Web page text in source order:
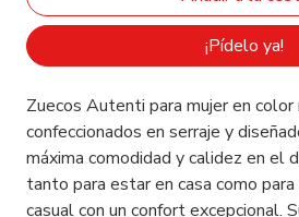
¡Pídelo ya!
Zuecos Autenti para mujer en color
confeccionados en serraje y
máxima comodidad y calidez en el
tanto para estar en casa como
casual con un confort excepcional.